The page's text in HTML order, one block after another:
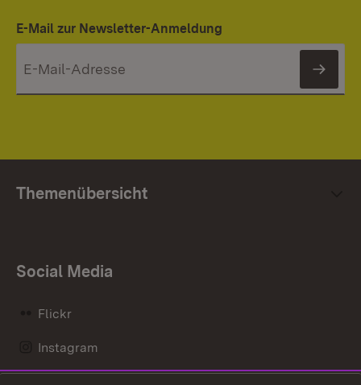
E-Mail zur Newsletter-Anmeldung
Themenübersicht
Social Media
Flickr
Instagram